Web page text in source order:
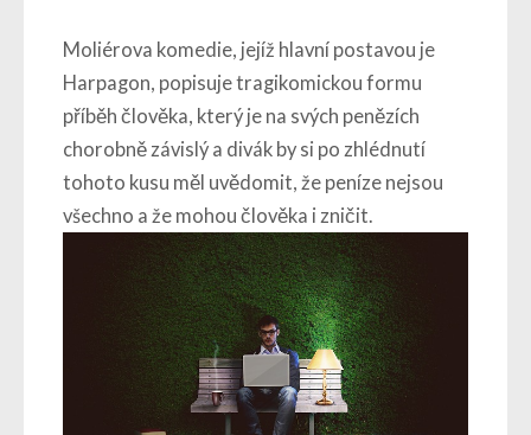
Moliérova komedie, jejíž hlavní postavou je
Harpagon, popisuje tragikomickou formu
příběh člověka, který je na svých penězích
chorobně závislý a divák by si po zhlédnutí
tohoto kusu měl uvědomit, že peníze nejsou
všechno a že mohou člověka i zničit.